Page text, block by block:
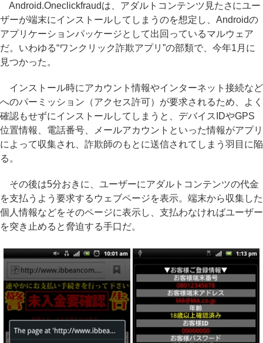
Android.Oneclickfraudは、アダルトコンテンツ見たさにユー
ザーが端末にインストールしてしまうのを想定し、Androidの
アプリケーションパッケージとして出回っているマルウェア
だ。いわゆる“ワンクリック詐欺アプリ”の部類で、今年1月に
見つかった。
インストール時にアカウント情報やインターネット接続など
へのパーミッション（アクセス許可）が要求されるため、よく
確認もせずにインストールしてしまうと、デバイスIDやGPS
位置情報、電話番号、メールアカウントといった情報がアプリ
によって収集され、詐欺師のもとに送信されてしまう羽目に陥
る。
その後は5分おきに、ユーザーにアダルトコンテンツの代金
を支払うよう要求するウェブページを表示。端末から収集した
個人情報などをそのページに表示し、支払わなければユーザー
を突き止めると脅迫する手口だ。